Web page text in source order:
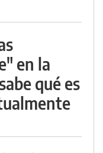
en la
qué es